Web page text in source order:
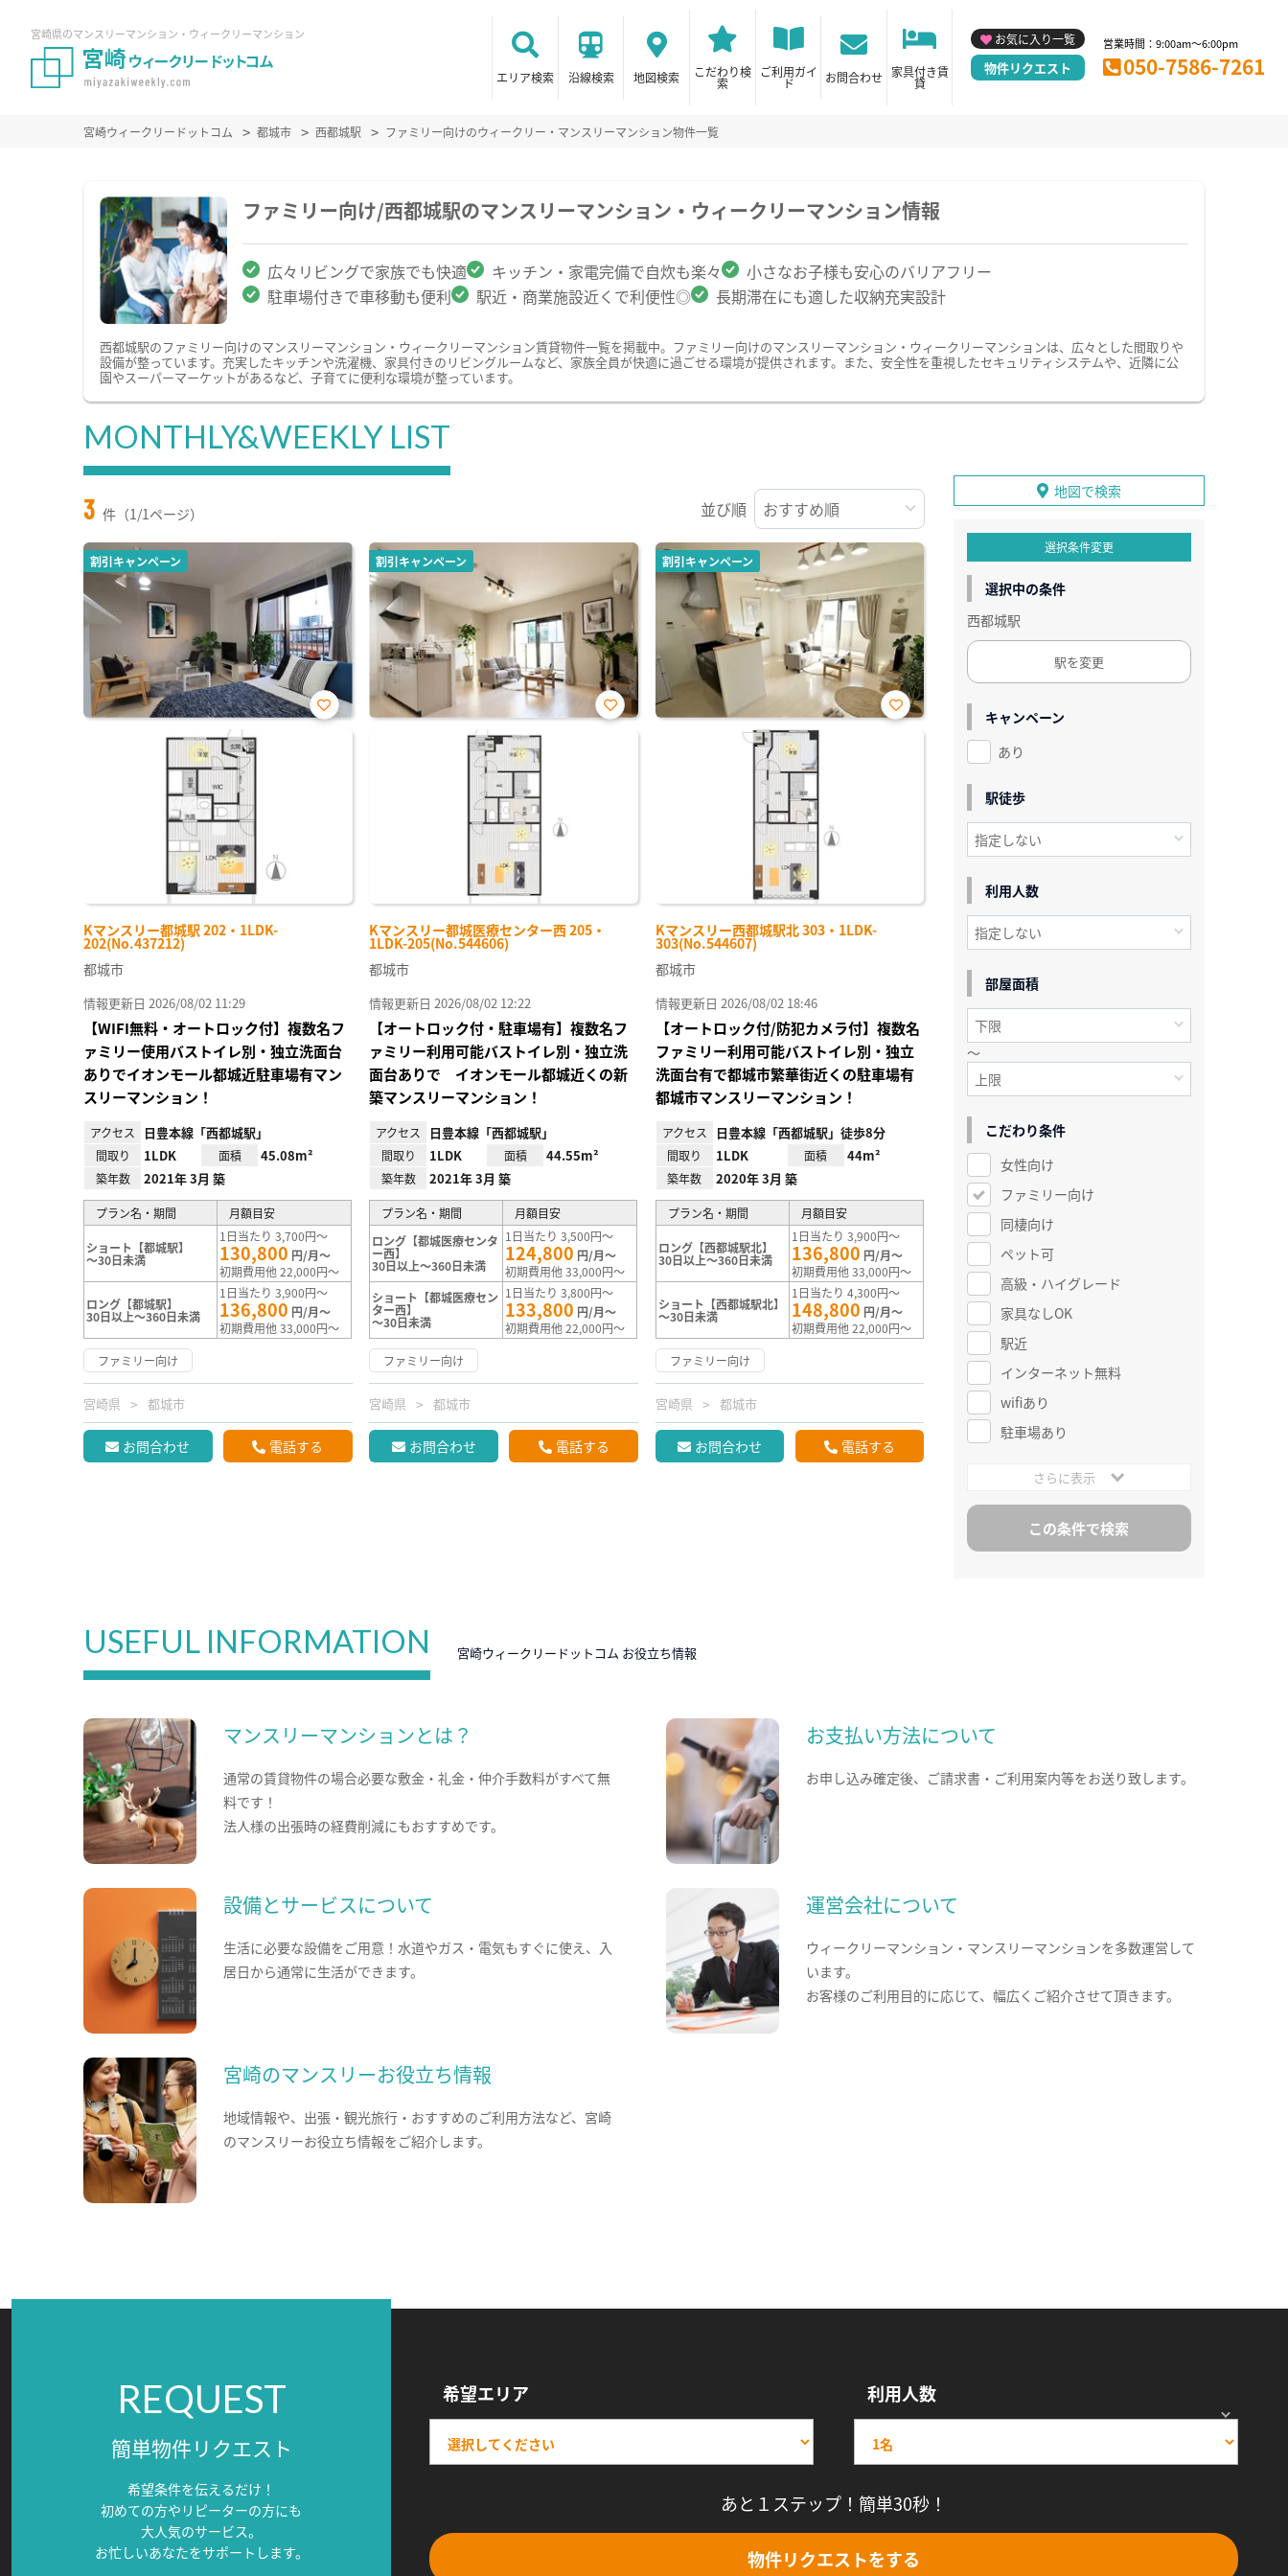
宮崎県のマンスリーマンション・ウィークリーマンション
エリア検索 沿線検索 地図検索 こだわり検
索
ご利用ガイ
ド お問合わせ 家具付き賃
貸
お気に入り一覧
物件リクエスト
営業時間：9:00am～6:00pm
050-7586-7261
宮崎ウィークリードットコム 都城市 西都城駅 ファミリー向けのウィークリー・マンスリーマンション物件一覧
ファミリー向け/西都城駅のマンスリーマンション・ウィークリーマンション情報
広々リビングで家族でも快適 キッチン・家電完備で自炊も楽々
小さなお子様も安心のバリアフリー
駐車場付きで車移動も便利
駅近・商業施設近くで利便性◎ 長期滞在にも適した収納充実設計
西都城駅のファミリー向けのマンスリーマンション・ウィークリーマンション賃貸物件一覧を掲載中。ファミリー向けのマンスリーマンション・ウィークリーマンションは、広々とした間取りや
設備が整っています。充実したキッチンや洗濯機、家具付きのリビングルームなど、家族全員が快適に過ごせる環境が提供されます。また、安全性を重視したセキュリティシステムや、近隣に公
園やスーパーマーケットがあるなど、子育てに便利な環境が整っています。
MONTHLY&WEEKLY LIST
3 件（1/1ページ） 並び順
割引キャンペーン
Kマンスリー都城駅 202・1LDK-
202(No.437212)
お気
都城市
情報更新日 2026/08/02 11:29
【WIFI無料・オートロック付】複数名フ
ァミリー使用バストイレ別・独立洗面台
ありでイオンモール都城近駐車場有マン
スリーマンション！
アクセス 日豊本線「西都城駅」
間取り 1LDK 面積 45.08m²
築年数 2021年 3月 築
プラン名・期間 月額目安
ショート【都城駅】
～30日未満
1日当たり 3,700円～
130,800 円/月～
初期費用他 22,000円～
ロング【都城駅】
30日以上～360日未満
1日当たり 3,900円～
136,800 円/月～
初期費用他 33,000円～
ファミリー向け
宮崎県 都城市
お問合わせ 電話する
割引キャンペーン
Kマンスリー都城医療センター西 205・
1LDK-205(No.544606)
お気
都城市
情報更新日 2026/08/02 12:22
【オートロック付・駐車場有】複数名フ
ァミリー利用可能バストイレ別・独立洗
面台ありで イオンモール都城近くの新
築マンスリーマンション！
アクセス 日豊本線「西都城駅」
間取り 1LDK 面積 44.55m²
築年数 2021年 3月 築
プラン名・期間
月額目安
ロング【都城医療センタ
ー西】
30日以上～360日未満
1日当たり 3,500円～
124,800 円/月～
初期費用他 33,000円～
ショート【都城医療セン
ター西】
～30日未満
1日当たり 3,800円～
133,800 円/月～
初期費用他 22,000円～
ファミリー向け
宮崎県 都城市
お問合わせ 電話する
割引キャンペーン
Kマンスリー西都城駅北 303・1LDK-
303(No.544607)
お気
都城市
情報更新日 2026/08/02 18:46
【オートロック付/防犯カメラ付】複数名
ファミリー利用可能バストイレ別・独立
洗面台有で都城市繁華街近くの駐車場有
都城市マンスリーマンション！
アクセス 日豊本線「西都城駅」徒歩8分
間取り 1LDK 面積 44m²
築年数 2020年 3月 築
プラン名・期間 月額目安
ロング【西都城駅北】
30日以上～360日未満
1日当たり 3,900円～
136,800 円/月～
初期費用他 33,000円～
ショート【西都城駅北】
～30日未満
1日当たり 4,300円～
148,800 円/月～
初期費用他 22,000円～
ファミリー向け
宮崎県 都城市
お問合わせ 電話する
地図で検索
選択条件変更
選択中の条件
西都城駅
駅を変更
キャンペーン
あり
駅徒歩
利用人数
部屋面積
～
こだわり条件
女性向け
ファミリー向け
同棲向け
ペット可
高級・ハイグレード
家具なしOK
駅近
インターネット無料
wifiあり
駐車場あり
さらに表示
USEFUL INFORMATION 宮崎ウィークリードットコム お役立ち情報
マンスリーマンションとは？
通常の賃貸物件の場合必要な敷金・礼金・仲介手数料がすべて無
料です！
法人様の出張時の経費削減にもおすすめです。
お支払い方法について
お申し込み確定後、ご請求書・ご利用案内等をお送り致します。
設備とサービスについて
生活に必要な設備をご用意！水道やガス・電気もすぐに使え、入
居日から通常に生活ができます。
運営会社について
ウィークリーマンション・マンスリーマンションを多数運営して
います。
お客様のご利用目的に応じて、幅広くご紹介させて頂きます。
宮崎のマンスリーお役立ち情報
地域情報や、出張・観光旅行・おすすめのご利用方法など、宮崎
のマンスリーお役立ち情報をご紹介します。
REQUEST
簡単物件リクエスト
希望条件を伝えるだけ！
初めての方やリピーターの方にも
大人気のサービス。
お忙しいあなたをサポートします。
希望エリア 利用人数
あと１ステップ！簡単30秒！
物件リクエストをする